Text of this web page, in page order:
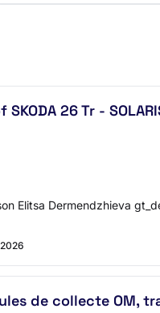
26 Tr -
Elitsa Dermendzhieva
de collecte OM,